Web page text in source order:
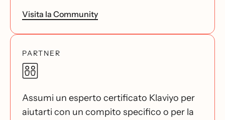
Visita la Community
PARTNER
Assumi un esperto certificato Klaviyo per
aiutarti con un compito specifico o per la